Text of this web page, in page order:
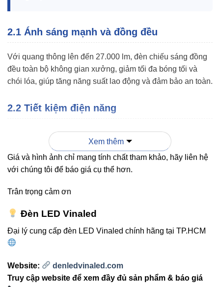
2.1 Ánh sáng mạnh và đồng đều
Với quang thông lên đến 27.000 lm, đèn chiếu sáng đồng
đều toàn bộ không gian xưởng, giảm tối đa bóng tối và
chói lóa, giúp tăng năng suất lao động và đảm bảo an toàn.
2.2 Tiết kiệm điện năng
So với hệ thống chiếu sáng truyền thống, V1HBP-200W
tiết kiệm điện năng đáng kể, giúp giảm chi phí vận hành và
bảo trì. Đây là giải pháp bền vững cho doanh nghiệp.
Chip LED Lumileds kết hợp thiết kế tản nhiệt tối ưu giúp
lên đến 50.000 giờ, giảm chi phí thay thế thường xuyên.
Xem thêm
Giá và hình ảnh chỉ mang tính chất tham khảo, hãy liên hệ
với chúng tôi để báo giá cụ thể hơn.
Trân trọng cảm ơn
Đèn LED Vinaled
Đại lý cung cấp đèn LED Vinaled chính hãng tại TP.HCM
Website:
denledvinaled.com
Truy cập website để xem đầy đủ sản phẩm & báo giá